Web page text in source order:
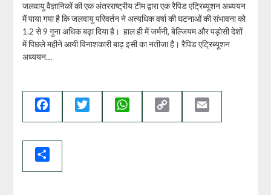
जलवायु वैज्ञानिकों की एक अंतरराष्ट्रीय टीम द्वारा एक रैपिड एट्रिब्यूशन अध्ययन
में पाया गया है कि जलवायु परिवर्तन ने अत्यधिक वर्षा की घटनाओं की संभावना को
1.2 से 9 गुना अधिक बढ़ा दिया है। हाल ही में जर्मनी, बेल्जियम और पड़ोसी देशों
में पिछले महीने आयी विनाशकारी बाढ़ इसी का नतीजा है। रैपिड एट्रिब्यूशन
अध्ययन…
Facebook Twitter WhatsApp
Link